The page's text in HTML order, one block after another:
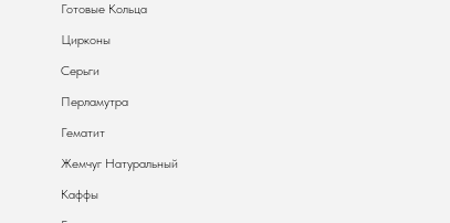
Готовые Кольца
Цирконы
Серьги
Перламутра
Гематит
Жемчуг Натуральный
Каффы